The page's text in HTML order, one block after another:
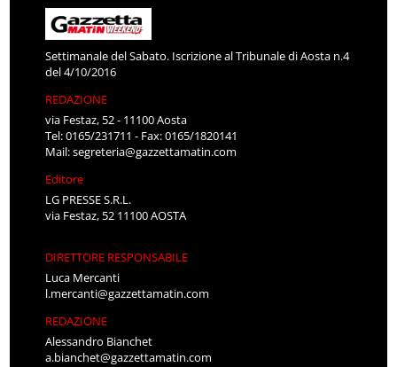
Settimanale del Sabato. Iscrizione al Tribunale di Aosta n.4
del 4/10/2016
REDAZIONE
via Festaz, 52 - 11100 Aosta
Tel: 0165/231711 - Fax: 0165/1820141
Mail:segreteria@gazzettamatin.com
Editore
LG PRESSE S.R.L.
via Festaz, 52 11100 AOSTA
DIRETTORE RESPONSABILE
Luca Mercanti
l.mercanti@gazzettamatin.com
REDAZIONE
Alessandro Bianchet
a.bianchet@gazzettamatin.com